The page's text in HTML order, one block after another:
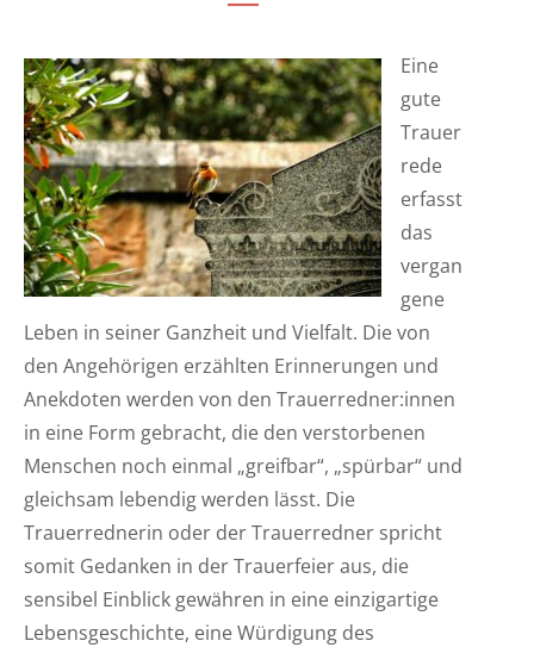
Eine
gute
Trauer
rede
erfasst
das
vergan
gene
Leben in seiner Ganzheit und Vielfalt. Die von
den Angehörigen erzählten Erinnerungen und
Anekdoten werden von den Trauerredner:innen
in eine Form gebracht, die den verstorbenen
Menschen noch einmal „greifbar“, „spürbar“ und
gleichsam lebendig werden lässt. Die
Trauerrednerin oder der Trauerredner spricht
somit Gedanken in der Trauerfeier aus, die
sensibel Einblick gewähren in eine einzigartige
Lebensgeschichte, eine Würdigung des